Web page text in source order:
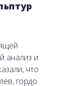
анализ и
что
гордо